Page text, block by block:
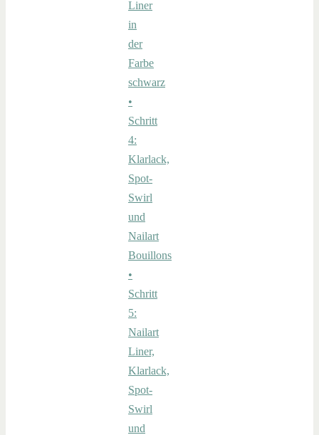
Liner
in
der
Farbe
schwarz
•
Schritt
4:
Klarlack,
Spot-
Swirl
und
Nailart
Bouillons
•
Schritt
5:
Nailart
Liner,
Klarlack,
Spot-
Swirl
und